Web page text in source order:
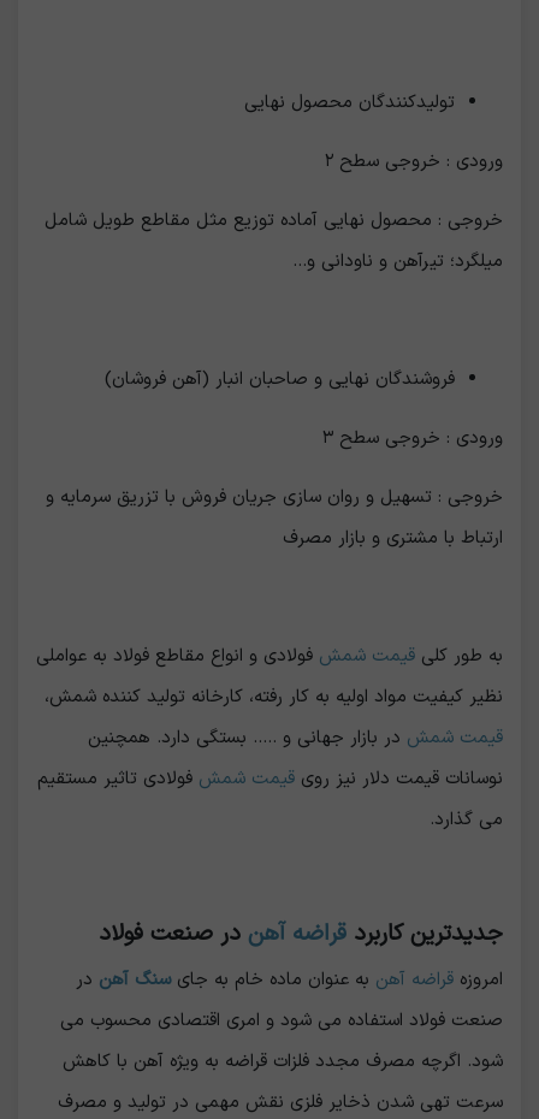
تولیدکنندگان محصول نهایی
ورودی : خروجی سطح ۲
خروجی : محصول نهایی آماده توزیع مثل مقاطع طویل شامل
میلگرد؛ تیرآهن و ناودانی و...
فروشندگان نهایی و صاحبان انبار (آهن فروشان)
ورودی : خروجی سطح ۳
خروجی : تسهیل و روان سازی جریان فروش با تزریق سرمایه و
ارتباط با مشتری و بازار مصرف
به طور کلی قیمت شمش فولادی و انواع مقاطع فولاد به عواملی
نظیر کیفیت مواد اولیه به کار رفته، کارخانه تولید کننده شمش،
قیمت شمش در بازار جهانی و ..... بستگی دارد. همچنین
نوسانات قیمت دلار نیز روی قیمت شمش فولادی تاثیر مستقیم
می گذارد.
جدیدترین کاربرد قراضه آهن در صنعت فولاد
امروزه قراضه آهن به عنوان ماده خام به جایسنگ آهن در
صنعت فولاد استفاده می شود و امری اقتصادی محسوب می
شود. اگرچه مصرف مجدد فلزات قراضه به ویژه آهن با کاهش
سرعت تهی شدن ذخایر فلزی نقش مهمی در تولید و مصرف